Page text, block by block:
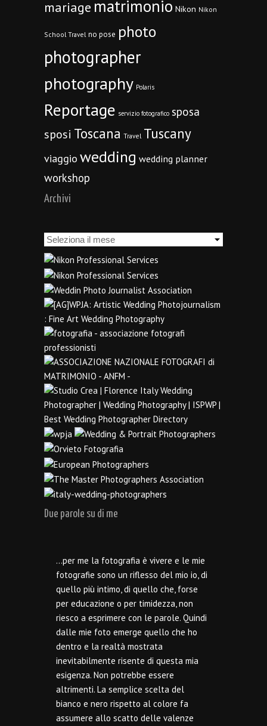
mariage matrimonio Nikon Nikon
School Travel no pose photo
photographer
photography Polaris
Reportage servizio fotografico sposa
sposi Toscana Travel Tuscany
viaggio wedding wedding planner
workshop
Archivi
Archivi
Due parole su di me
…per me la fotografia è vivere e le mie
fotografie sono un riflesso del mio io, di
quello più intimo, di quello che, forse
per educazione o per timidezza, non
riesco a esprimere con le parole. Quindi
dalle mie foto emerge quello che ho
dentro e la realtà mostrata
inevitabilmente risente di questa mia
esigenza. Non potrebbe essere
altrimenti. La semplice scelta del
bianco e nero rispetto al colore fa
assumere allo scatto delle valenze